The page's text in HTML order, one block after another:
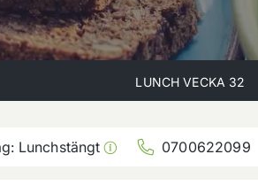
LUNCH VECKA 32
Lunchstängt 0700622099